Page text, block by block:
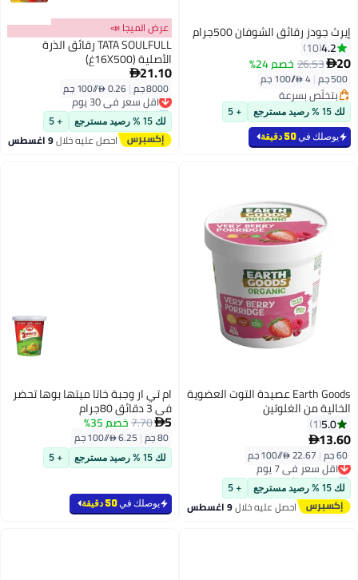
إيرث جودز رقائق الشوفان 500جرام
4.2
10
20
26.53خصم 24%
500 جم |
بتخلّص بسرعة
بتخلّص بسرعةلك 15 % رصيد مسترجع + 5
يوصلك في50 دقيقة
عرض الميجا 📣
TATA SOULFULL رقائق الذرة
الأصلية (16X500غ)
21.10
8000 جم |
أقل سعر في 30 يوم
توصيل مجاني
أقل سعر في 30 يوملك 15 % رصيد مسترجع + 5
احصل عليه خلال9 اغسطس
Earth Goods عصيدة التوت العضوية
الخالية من الغلوتين
5.0
1
13.60
60 جم |
أقل سعر في 7 يوم
توصيل مجاني
أقل سعر في 7 يوملك 15 % رصيد مسترجع + 5
احصل عليه خلال9 اغسطس
ام تي ار وجبة خاتا ميتها بوها تحضر
في 3 دقائق 80جرام
5
7.70خصم 35%
80 جم |
لك 15 % رصيد مسترجع + 5
يوصلك في50 دقيقة